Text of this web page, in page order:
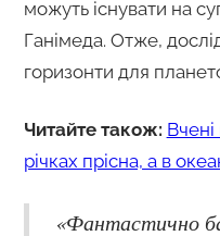
можуть існувати на
Ганімеда. Отже,
горизонти для
Читайте також:
річках прісна, а в
«Фантастично